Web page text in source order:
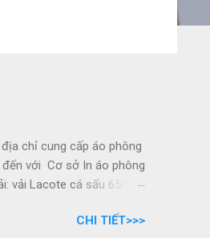
chỉ cung cấp áo phông
với Cơ sở In áo phông
vải Lacote cá sấu 65/35
lựa chọn - In sắc nét,
CHI TIẾT>>>